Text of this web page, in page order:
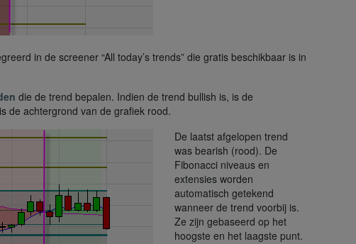
in de screener “All today’s trends” die gratis beschikbaar is in
die de trend bepalen. Indien de trend bullish is, is de
de achtergrond van de grafiek rood.
De laatst afgelopen trend
was bearish (rood). De
Fibonacci niveaus en
extensies worden
automatisch getekend
wanneer de trend voorbij is.
Ze zijn gebaseerd op het
hoogste en het laagste punt.